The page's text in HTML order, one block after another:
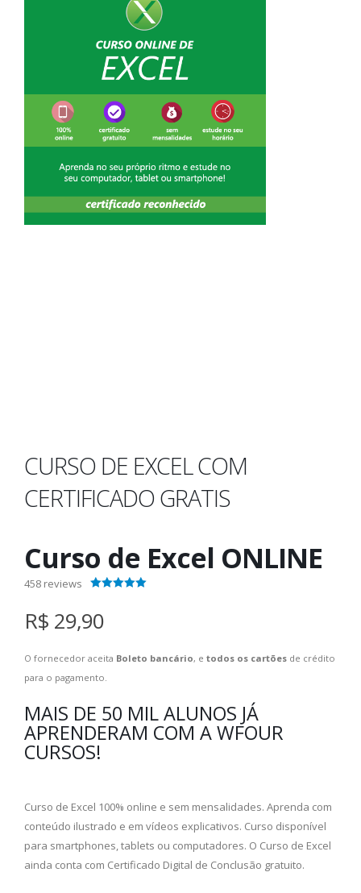
CURSO DE EXCEL COM
CERTIFICADO GRATIS
Curso de Excel ONLINE
458 reviews
R$ 29,90
O fornecedor aceita Boleto bancário, e todos os cartões de crédito
para o pagamento.
MAIS DE 50 MIL ALUNOS JÁ
APRENDERAM COM A WFOUR
CURSOS!
Curso de Excel 100% online e sem mensalidades. Aprenda com
conteúdo ilustrado e em vídeos explicativos. Curso disponível
para smartphones, tablets ou computadores. O Curso de Excel
ainda conta com Certificado Digital de Conclusão gratuito.